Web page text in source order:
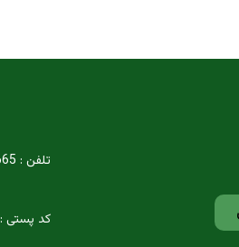
تلفن : 02144691665
کد پستی : 1396733660